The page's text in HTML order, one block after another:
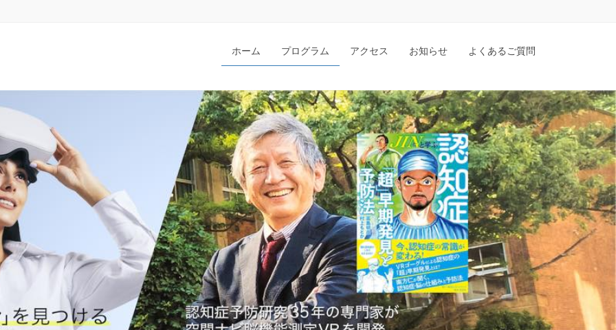
ホーム プログラム アクセス お知らせ よくあるご質問